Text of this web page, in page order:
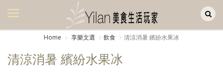
美食集
Home 享樂文選 飲食 清涼消暑 繽紛水果冰
清涼消暑 繽紛水果冰